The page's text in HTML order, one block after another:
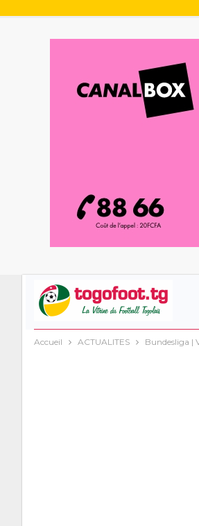
Accueil ACTUALITES Bundesliga |